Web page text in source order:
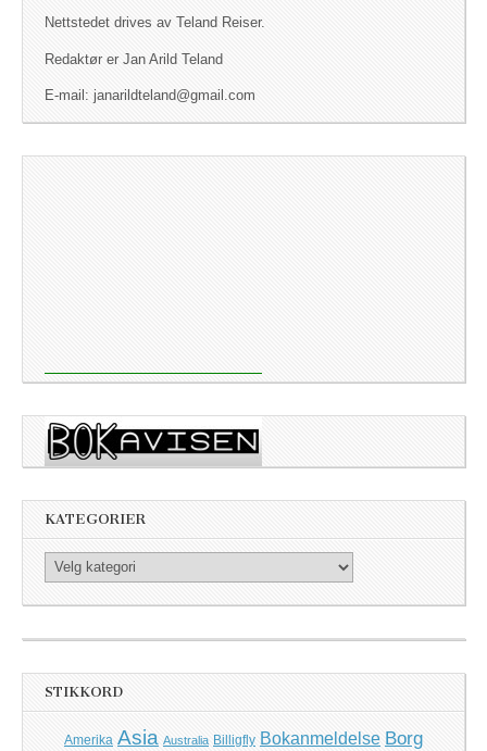
Nettstedet drives av Teland Reiser.
Redaktør er Jan Arild Teland
E-mail: janarildteland@gmail.com
KATEGORIER
Kategorier
STIKKORD
Amerika Asia Australia Billigfly Bokanmeldelse Borg